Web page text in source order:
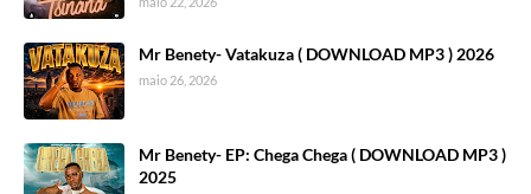
Mr Benety- Vatakuza ( DOWNLOAD MP3 ) 2026
maio 26, 2026
Mr Benety- EP: Chega Chega ( DOWNLOAD MP3 )
2025